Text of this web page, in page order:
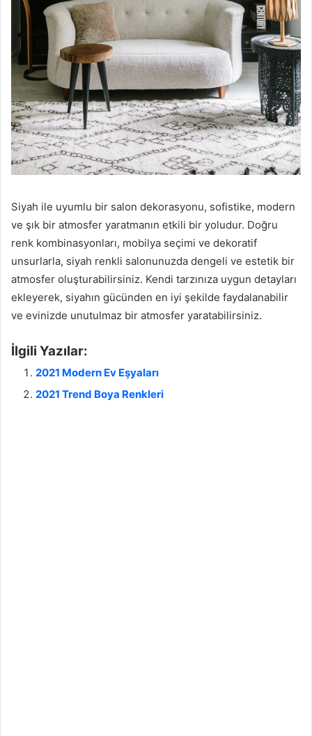
Siyah ile uyumlu bir salon dekorasyonu, sofistike, modern
ve şık bir atmosfer yaratmanın etkili bir yoludur. Doğru
renk kombinasyonları, mobilya seçimi ve dekoratif
unsurlarla, siyah renkli salonunuzda dengeli ve estetik bir
atmosfer oluşturabilirsiniz. Kendi tarzınıza uygun detayları
ekleyerek, siyahın gücünden en iyi şekilde faydalanabilir
ve evinizde unutulmaz bir atmosfer yaratabilirsiniz.
İlgili Yazılar:
2021 Modern Ev Eşyaları
2021 Trend Boya Renkleri